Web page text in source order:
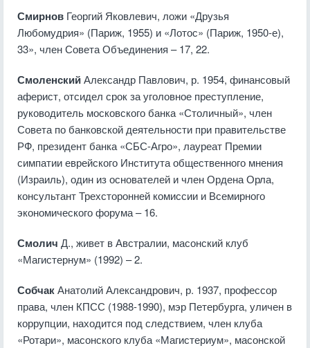
Смирнов Георгий Яковлевич, ложи «Друзья
Любомудрия» (Париж, 1955) и «Лотос» (Париж, 1950-е),
33», член Совета Объединения – 17, 22.
СмоленскийАлександр Павлович, р. 1954, финансовый
аферист, отсидел срок за уголовное преступление,
руководитель московского банка «Столичный», член
Совета по банковской деятельности при правительстве
РФ, президент банка «СБС-Агро», лауреат Премии
симпатии еврейского Института общественного мнения
(Израиль), один из основателей и член Ордена Орла,
консультант Трехсторонней комиссии и Всемирного
экономического форума – 16.
Смолич Д., живет в Австралии, масонский клуб
«Магистернум» (1992) – 2.
СобчакАнатолий Александрович, р. 1937, профессор
права, член КПСС (1988-1990), мэр Петербурга, уличен в
коррупции, находится под следствием, член клуба
«Ротари», масонского клуба «Магистериум», масонской